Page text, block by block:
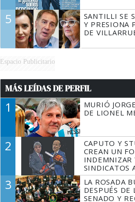
5
SANTILLI SE
Y PRESIONA
DE
Espacio Publicitario
MÁS LEÍDAS DE PERFIL
1
MURIÓ
DE LIONEL
2
CAPUTO Y
CREAN UN
INDEMNIZAR
SINDICATOS
3
LA ROSADA
DESPUÉS DE
SENADO Y